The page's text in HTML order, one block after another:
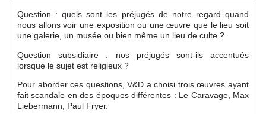
Événements
Sacré
Cousinages
Question : quels sont les préjugés de notre regard quand
nous allons voir une exposition ou une œuvre que le lieu soit
une galerie, un musée ou bien même un lieu de culte ?
Question subsidiaire : nos préjugés sont-ils accentués
lorsque le sujet est religieux ?
Pour aborder ces questions, V&D a choisi trois œuvres ayant
fait scandale en des époques différentes : Le Caravage, Max
Liebermann, Paul Fryer.